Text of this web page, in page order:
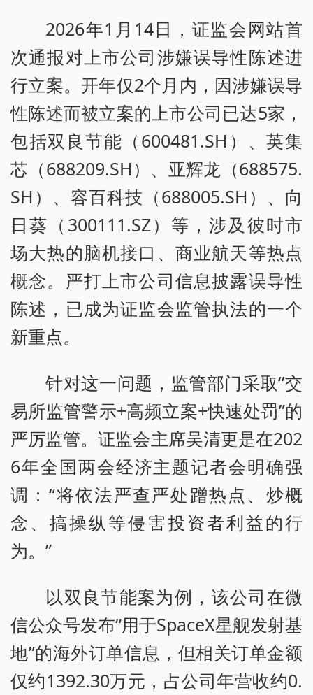
2026年1月14日，证监会网站首
次通报对上市公司涉嫌误导性陈述进
行立案。开年仅2个月内，因涉嫌误导
性陈述而被立案的上市公司已达5家，
包括双良节能（600481.SH）、英集
芯（688209.SH）、亚辉龙（688575.
SH）、容百科技（688005.SH）、向
日葵（300111.SZ）等，涉及彼时市
场大热的脑机接口、商业航天等热点
概念。严打上市公司信息披露误导性
陈述，已成为证监会监管执法的一个
新重点。
针对这一问题，监管部门采取“交
易所监管警示+高频立案+快速处罚”的
严厉监管。证监会主席吴清更是在202
6年全国两会经济主题记者会明确强
调：“将依法严查严处蹭热点、炒概
念、搞操纵等侵害投资者利益的行
为。”
以双良节能案为例，该公司在微
信公众号发布“用于SpaceX星舰发射基
地”的海外订单信息，但相关订单金额
仅约1392.30万元，占公司年营收约0.